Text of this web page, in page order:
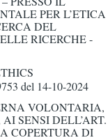
PER L’ETICA
DEL
RICERCHE -
del 14-10-2024
VOLONTARIA,
SENSI DELL’ART.
COPERTURA DI